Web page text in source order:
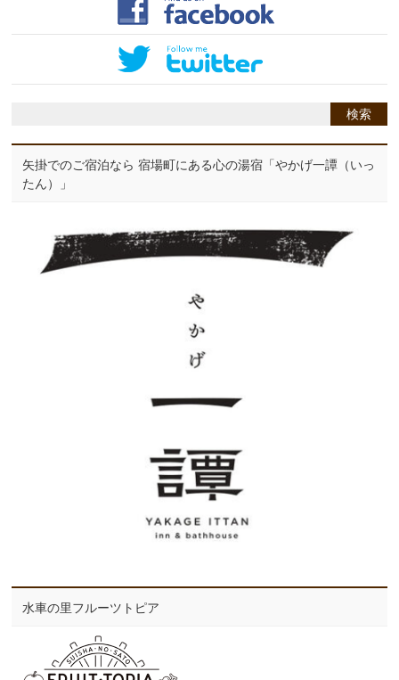
矢掛でのご宿泊なら 宿場町にある心の湯宿「やかげ一譚（いっ
たん）」
水車の里フルーツトピア